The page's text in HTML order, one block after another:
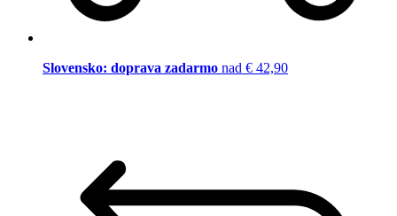
Slovensko: doprava zadarmo nad € 42,90